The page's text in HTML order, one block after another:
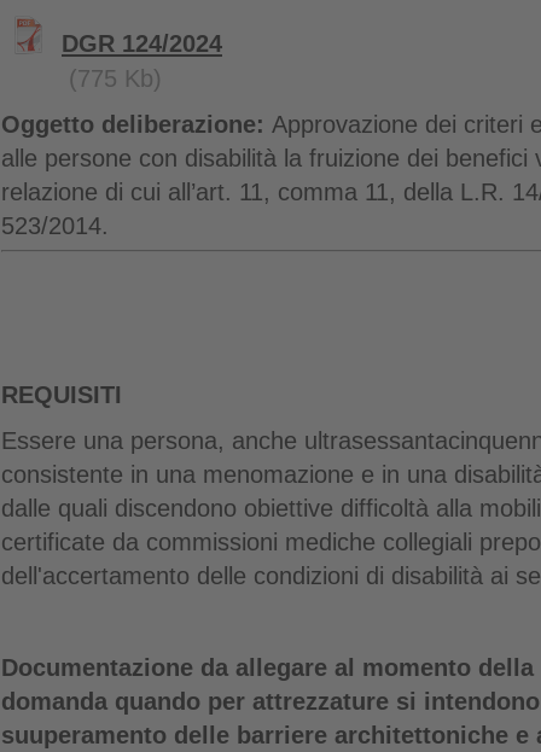
DGR 124/2024
(775 Kb)
Oggetto deliberazione: Approvazione dei criteri
alle persone con disabilità la fruizione dei benefici
relazione di cui all’art. 11, comma 11, della L.R.
523/2014.
REQUISITI
Essere una persona, anche
consistente in una menomazione e in una
dalle quali discendono obiettive difficoltà alla
certificate da commissioni mediche collegiali
dell'accertamento delle condizioni di disabilità ai
Documentazione da allegare al momento
domanda quando per attrezzature si
suuperamento delle barriere architettoniche